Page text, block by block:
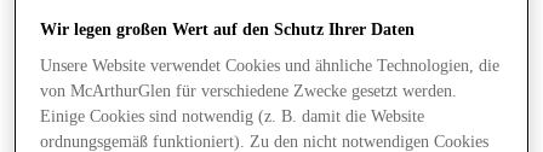
Wir legen großen Wert auf den Schutz Ihrer Daten
Unsere Website verwendet Cookies und ähnliche Technologien, die
von McArthurGlen für verschiedene Zwecke gesetzt werden.
Einige Cookies sind notwendig (z. B. damit die Website
ordnungsgemäß funktioniert). Zu den nicht notwendigen Cookies